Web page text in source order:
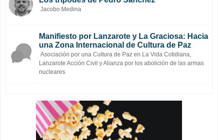
Jacobo Medina
Manifiesto por Lanzarote y La Graciosa: Hacia
una Zona Internacional de Cultura de Paz
Asociación por una Cultura de Paz en La Vida Cotidiana,
Lanzarote Acción Civil y Alianza por los abolición de las armas
nucleares